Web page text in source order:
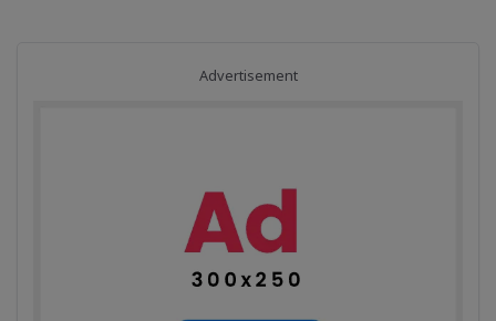
Advertisement